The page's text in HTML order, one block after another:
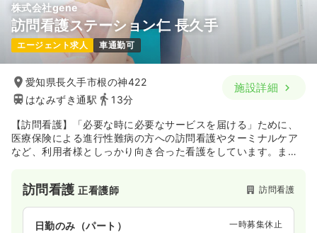
株式会社gene
訪問看護ステーション仁 長久手
エージェント求人 車通勤可
愛知県長久手市根の神422
はなみずき通駅
13分
施設詳細
【訪問看護】「必要な時に必要なサービスを届ける」ために、
医療保険による進行性難病の方への訪問看護やターミナルケア
など、利用者様としっかり向き合った看護をしています。ま
訪問看護正看護師 訪問看護
日勤のみ（パート） 一時募集休止